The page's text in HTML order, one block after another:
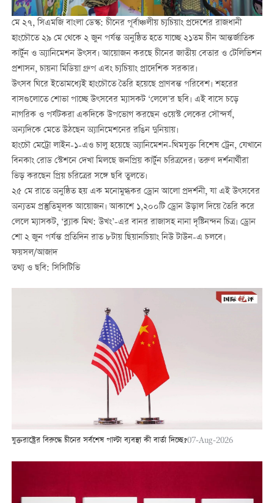
মে ২৭, সিএমজি বাংলা ডেস্ক: চীনের পূর্বাঞ্চলীয় চ্যচিয়াং প্রদেশের রাজধানী
হাংচৌতে ২৯ মে থেকে ২ জুন পর্যন্ত অনুষ্ঠিত হতে যাচ্ছে ২১তম চীন আন্তর্জাতিক
কার্টুন ও অ্যানিমেশন উৎসব। আয়োজন করছে চীনের জাতীয় বেতার ও টেলিভিশন
প্রশাসন, চায়না মিডিয়া গ্রুপ এবং চ্যচিয়াং প্রাদেশিক সরকার।
উৎসব ঘিরে ইতোমধ্যেই হাংচৌতে তৈরি হয়েছে প্রাণবন্ত পরিবেশ। শহরের
বাসগুলোতে শোভা পাচ্ছে উৎসবের ম্যাসকট ‘লেলে’র ছবি। এই বাসে চড়ে
নাগরিক ও পর্যটকরা একদিকে উপভোগ করছেন ওয়েস্ট লেকের সৌন্দর্য,
অন্যদিকে মেতে উঠছেন অ্যানিমেশনের রঙিন দুনিয়ায়।
হাংচৌ মেট্রো লাইন-১-এও চালু হয়েছে অ্যানিমেশন-থিমযুক্ত বিশেষ ট্রেন, যেখানে
বিনকাং রোড স্টেশনে দেখা মিলছে জনপ্রিয় কার্টুন চরিত্রদের। তরুণ দর্শনার্থীরা
ভিড় করছেন প্রিয় চরিত্রের সঙ্গে ছবি তুলতে।
২৫ মে রাতে অনুষ্ঠিত হয় এক মনোমুগ্ধকর ড্রোন আলো প্রদর্শনী, যা এই উৎসবের
অন্যতম প্রস্তুতিমূলক আয়োজন। আকাশে ১,২০০টি ড্রোন উড়াল দিয়ে তৈরি করে
লেলে ম্যাসকট, ‘ব্ল্যাক মিথ: উখং’-এর বানর রাজাসহ নানা দৃষ্টিনন্দন চিত্র। ড্রোন
শো ২ জুন পর্যন্ত প্রতিদিন রাত ৮টায় ছিয়ানচিয়াং নিউ টাউন-এ চলবে।
ফয়সল/আজাদ
তথ্য ও ছবি: সিসিটিভি
যুক্তরাষ্ট্রের বিরুদ্ধে চীনের সর্বশেষ পাল্টা ব্যবস্থা কী বার্তা দিচ্ছে?07-Aug-2026